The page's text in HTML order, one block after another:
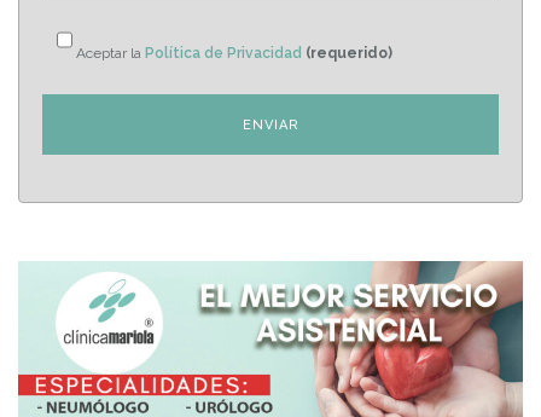
Aceptar la Política de Privacidad (requerido)